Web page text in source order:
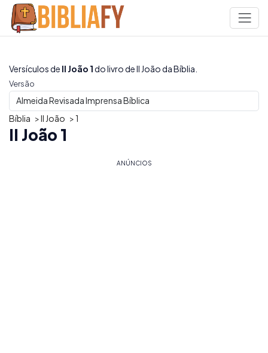
Bíblia >II João >1
II João 1
Versão
Versículos de II João 1do livro de II João da Bíblia.
ANÚNCIOS